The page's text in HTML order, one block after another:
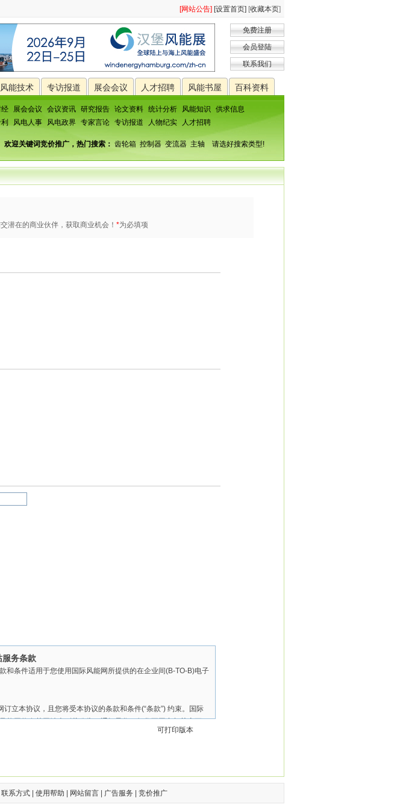
[网站公告] [设置首页] [收藏本页]
免费注册
会员登陆
联系我们
风能技术 专访报道 展会会议 人才招聘 风能书屋 百科资料
经 展会会议 会议资讯 研究报告 论文资料 统计分析 风能知识
供求信息
风电人事 风电政界 专家言论 专访报道 人物纪实 人才招聘
欢迎关键词竞价推广，热门搜索： 齿轮箱 控制器 变流器 主轴 请选好搜索类型!
潜在的商业伙伴，获取商业机会！ *为必填项
服务条款
和条件适用于您使用国际风能网所提供的在企业间(B-TO-B)电子
立本协议，且您将受本协议的条款和条件(“条款”) 约束。国际
能网将在其网站上刊载公告，通知予您。如您不同意相关变更，
，立即自动生效。您应在第一次登录后仔细阅读修订后的“条
可打印版本
联系方式| 使用帮助 网站留言| 广告服务 竞价推广